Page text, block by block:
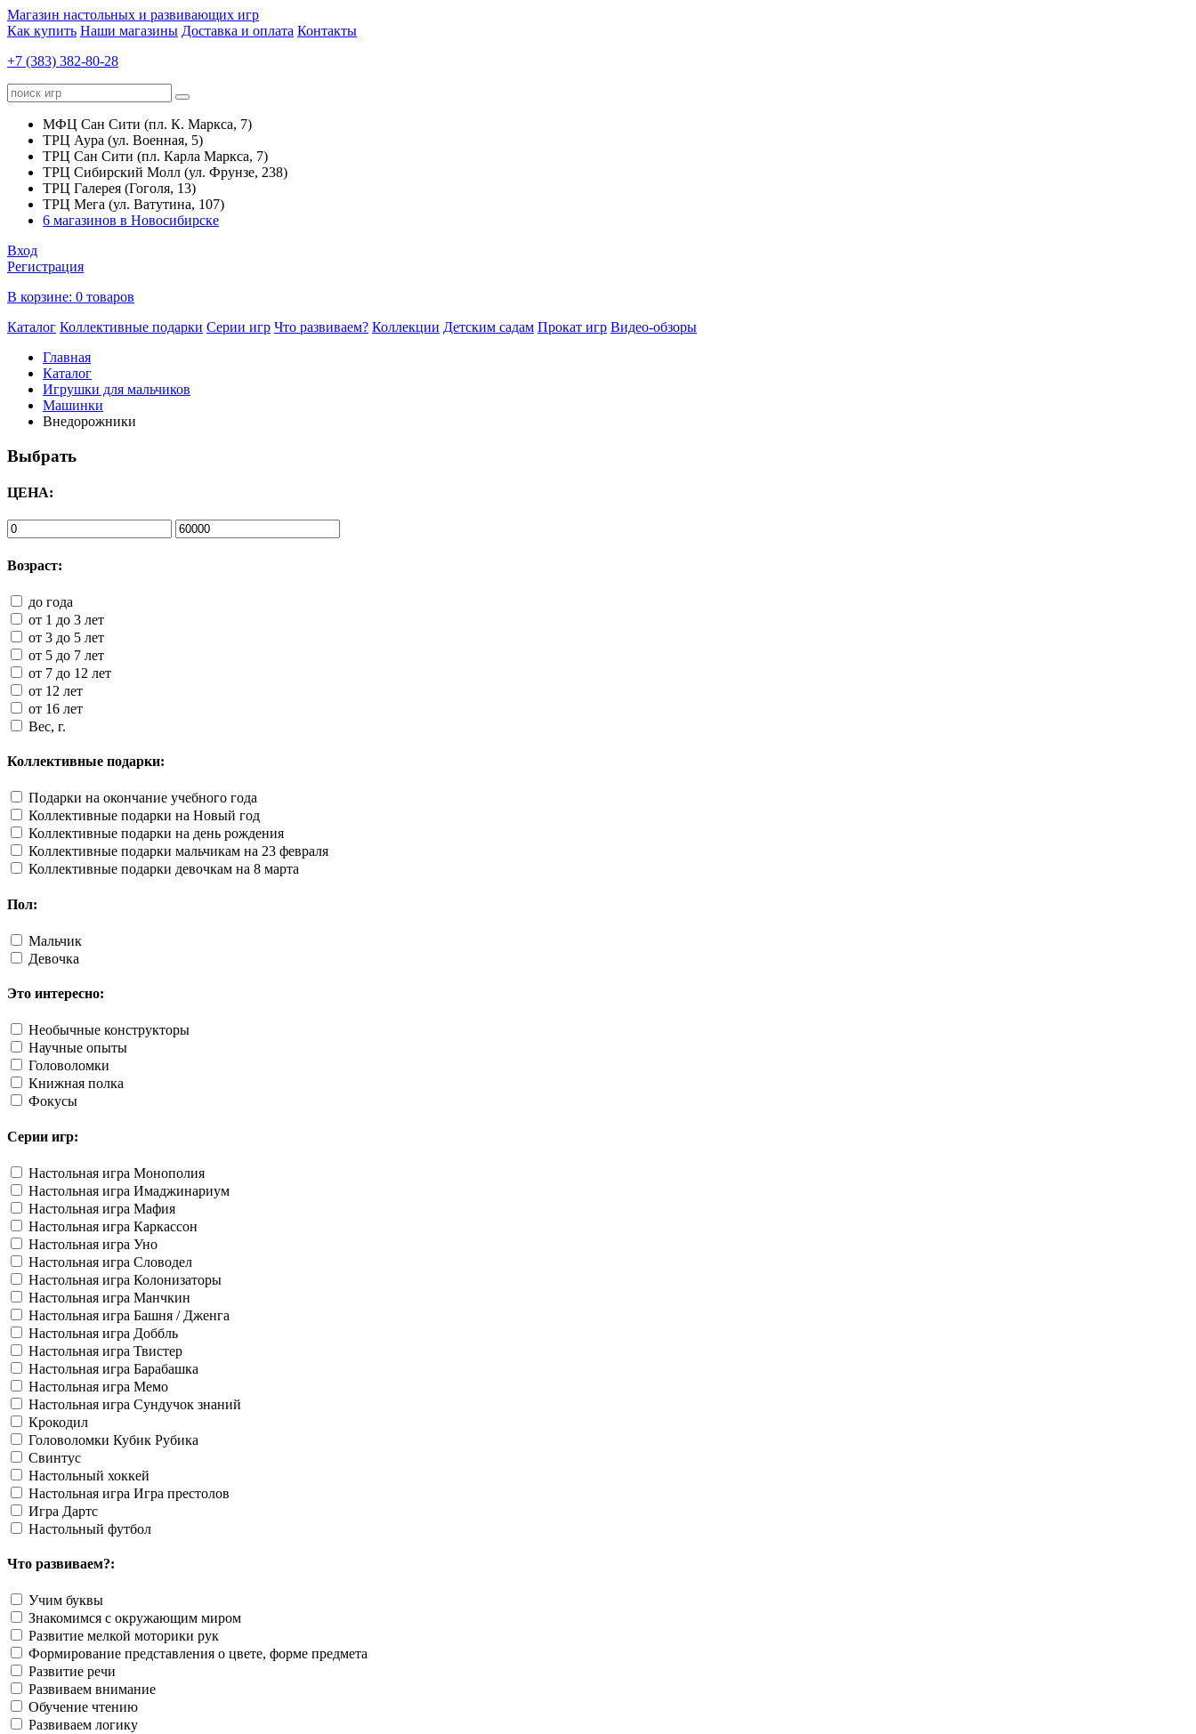
Магазин настольных и развивающих игр
Как купить Наши магазины Доставка и оплата Контакты
+7 (383) 382-80-28
МФЦ Сан Сити (пл. К. Маркса, 7)
ТРЦ Аура (ул. Военная, 5)
ТРЦ Сан Сити (пл. Карла Маркса, 7)
ТРЦ Сибирский Молл (ул. Фрунзе, 238)
ТРЦ Галерея (Гоголя, 13)
ТРЦ Мега (ул. Ватутина, 107)
6 магазинов в Новосибирске
Вход
Регистрация
В корзине: 0 товаров
Каталог Коллективные подарки Серии игр Что развиваем? Коллекции Детским садам Прокат игр Видео-обзоры
Главная
Каталог
Игрушки для мальчиков
Машинки
Внедорожники
Выбрать
ЦЕНА:
Возраст:
до года
от 1 до 3 лет
от 3 до 5 лет
от 5 до 7 лет
от 7 до 12 лет
от 12 лет
от 16 лет
Вес, г.
Коллективные подарки:
Подарки на окончание учебного года
Коллективные подарки на Новый год
Коллективные подарки на день рождения
Коллективные подарки мальчикам на 23 февраля
Коллективные подарки девочкам на 8 марта
Пол:
Мальчик
Девочка
Это интересно:
Необычные конструкторы
Научные опыты
Головоломки
Книжная полка
Фокусы
Серии игр:
Настольная игра Монополия
Настольная игра Имаджинариум
Настольная игра Мафия
Настольная игра Каркассон
Настольная игра Уно
Настольная игра Словодел
Настольная игра Колонизаторы
Настольная игра Манчкин
Настольная игра Башня / Дженга
Настольная игра Доббль
Настольная игра Твистер
Настольная игра Барабашка
Настольная игра Мемо
Настольная игра Сундучок знаний
Крокодил
Головоломки Кубик Рубика
Свинтус
Настольный хоккей
Настольная игра Игра престолов
Игра Дартс
Настольный футбол
Что развиваем?:
Учим буквы
Знакомимся с окружающим миром
Развитие мелкой моторики рук
Формирование представления о цвете, форме предмета
Развитие речи
Развиваем внимание
Обучение чтению
Развиваем логику